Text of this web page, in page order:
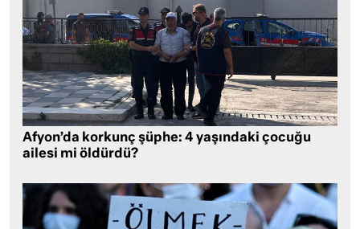
Afyon’da korkunç şüphe: 4 yaşındaki çocuğu
ailesi mi öldürdü?